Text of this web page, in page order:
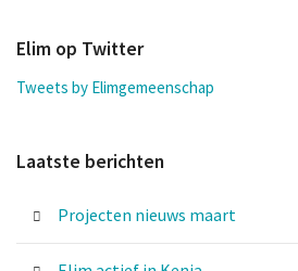
Elim op Twitter
Tweets by Elimgemeenschap
Laatste berichten
Projecten nieuws maart